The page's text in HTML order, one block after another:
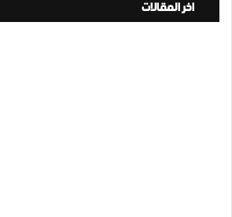
اخر المقالات